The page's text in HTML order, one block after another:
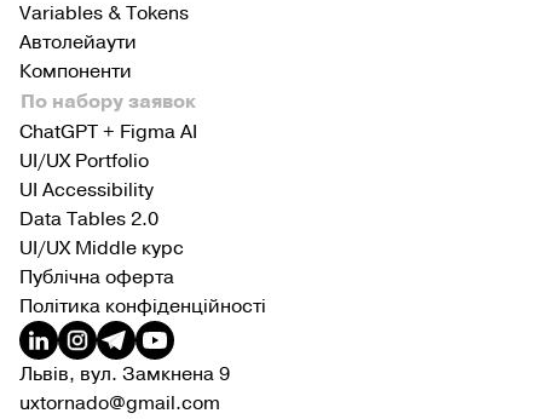
Variables & Tokens
Автолейаути
Компоненти
По набору заявок
ChatGPT + Figma AI
UI/UX Portfolio
UI Accessibility
Data Tables 2.0
UI/UX Middle курс
uxtornado@gmail.com
Львів, вул. Замкнена 9
Публічна оферта
Політика конфіденційності